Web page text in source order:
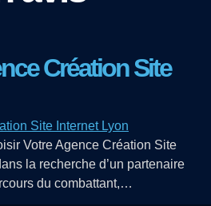
Création Site
Votre Agence Création Site
la recherche d’un partenaire
du combattant,…